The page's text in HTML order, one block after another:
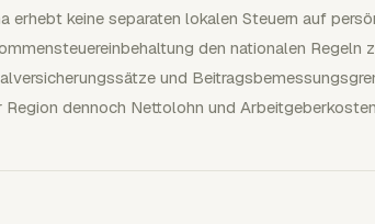
erhebt keine separaten lokalen Steuern auf
den nationalen Regeln
und
Region dennoch Nettolohn und